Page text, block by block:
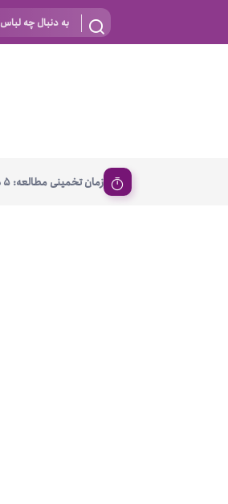
زمان تخمینی مطالعه: 5 دقیقه